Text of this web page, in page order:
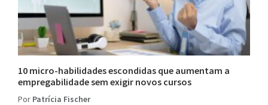
10 micro-habilidades escondidas que aumentam a
empregabilidade sem exigir novos cursos
Por Patrícia Fischer